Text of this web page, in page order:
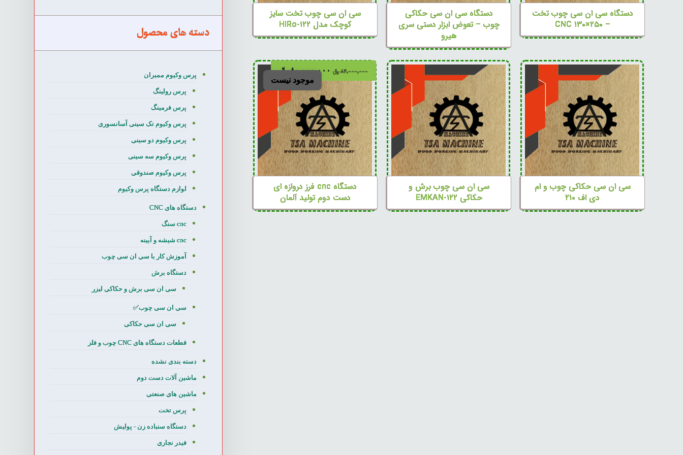
دستگاه سی ان سی چوب تخت
– CNC ۱۳۰×۲۵۰
دستگاه سی ان سی حکاکی
چوب – تعوض ابزار دستی سری
هیرو
سی ان سی چوب تخت سایز
کوچک مدل HIRo-۱۲۲
سی ان سی حکاکی چوب و ام
دی اف ۲۱۰
سی ان سی چوب برش و
حکاکی EMKAN-۱۲۲
دستگاه cnc فرز دروازه ای
دست دوم تولید آلمان
۸۴,۰۰۰,۰۰۰ ﷼ ۸۰,۰۰۰,۰۰۰ ﷼
موجود نیست
دسته های محصول
پرس وکیوم ممبران
پرس رولینگ
پرس فرمینگ
پرس وکیوم تک سینی آسانسوری
پرس وکیوم دو سینی
پرس وکیوم سه سینی
پرس وکیوم صندوقی
لوازم دستگاه پرس وکیوم
دستگاه های CNC
cnc سنگ
cnc شیشه و آیینه
آموزش کار با سی ان سی چوب
دستگاه برش
سی ان سی برش و حکاکی لیزر
سی ان سی چوب✅
سی ان سی حکاکی
قطعات دستگاه های CNC چوب و فلز
دسته بندی نشده
ماشین آلات دست دوم
ماشین های صنعتی
پرس تخت
دستگاه سنباده زن - پولیش
فیدر نجاری